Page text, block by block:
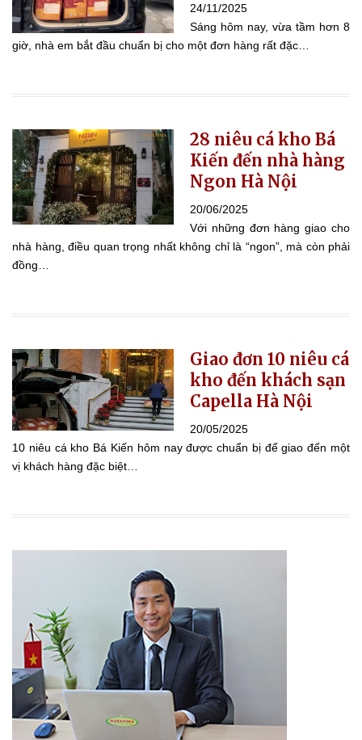
24/11/2025
Sáng hôm nay, vừa tầm hơn 8
giờ, nhà em bắt đầu chuẩn bị cho một đơn hàng rất đặc…
28 niêu cá kho Bá
Kiến đến nhà hàng
Ngon Hà Nội
20/06/2025
Với những đơn hàng giao cho
nhà hàng, điều quan trọng nhất không chỉ là “ngon”, mà còn phải
đồng…
Giao đơn 10 niêu cá
kho đến khách sạn
Capella Hà Nội
20/05/2025
10 niêu cá kho Bá Kiến hôm nay được chuẩn bị để giao đến một
vị khách hàng đặc biệt…